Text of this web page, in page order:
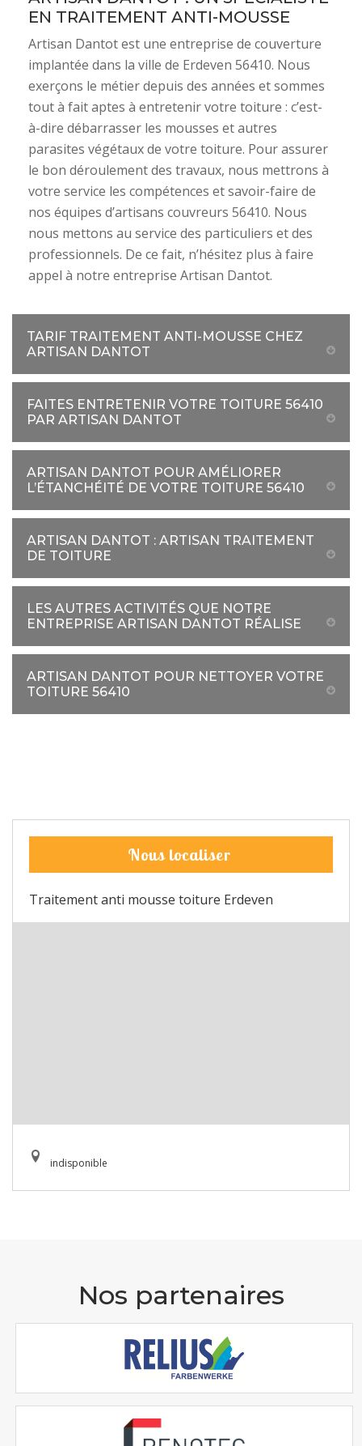
EN TRAITEMENT ANTI-MOUSSE
Artisan Dantot est une entreprise de couverture
implantée dans la ville de Erdeven 56410. Nous
exerçons le métier depuis des années et sommes
tout à fait aptes à entretenir votre toiture : c’est-
à-dire débarrasser les mousses et autres
parasites végétaux de votre toiture. Pour assurer
le bon déroulement des travaux, nous mettrons à
votre service les compétences et savoir-faire de
nos équipes d’artisans couvreurs 56410. Nous
nous mettons au service des particuliers et des
professionnels. De ce fait, n’hésitez plus à faire
appel à notre entreprise Artisan Dantot.
TARIF TRAITEMENT ANTI-MOUSSE CHEZ
ARTISAN DANTOT
FAITES ENTRETENIR VOTRE TOITURE 56410
PAR ARTISAN DANTOT
ARTISAN DANTOT POUR AMÉLIORER
L’ÉTANCHÉITÉ DE VOTRE TOITURE 56410
ARTISAN DANTOT : ARTISAN TRAITEMENT
DE TOITURE
LES AUTRES ACTIVITÉS QUE NOTRE
ENTREPRISE ARTISAN DANTOT RÉALISE
ARTISAN DANTOT POUR NETTOYER VOTRE
TOITURE 56410
Nous localiser
Traitement anti mousse toiture Erdeven
indisponible
Nos partenaires